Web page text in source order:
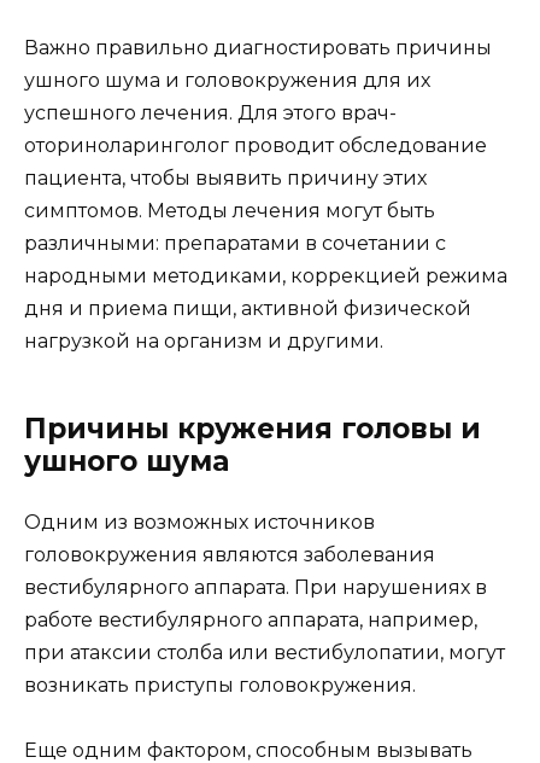
Важно правильно диагностировать причины
ушного шума и головокружения для их
успешного лечения. Для этого врач-
оториноларинголог проводит обследование
пациента, чтобы выявить причину этих
симптомов. Методы лечения могут быть
различными: препаратами в сочетании с
народными методиками, коррекцией режима
дня и приема пищи, активной физической
нагрузкой на организм и другими.
Причины кружения головы и
ушного шума
Одним из возможных источников
головокружения являются заболевания
вестибулярного аппарата. При нарушениях в
работе вестибулярного аппарата, например,
при атаксии столба или вестибулопатии, могут
возникать приступы головокружения.
Еще одним фактором, способным вызывать